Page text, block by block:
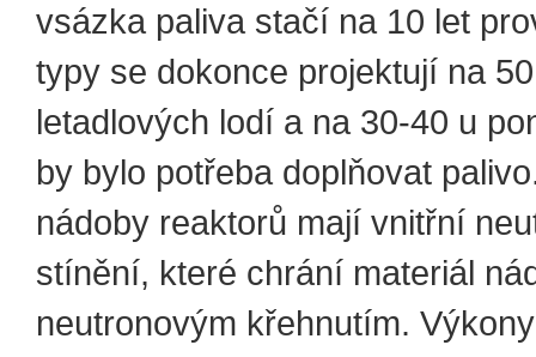
vsázka paliva stačí na 10 let
typy se dokonce projektují na
letadlových lodí a na 30-40 u
by bylo potřeba doplňovat
nádoby reaktorů mají vnitřní
stínění, které chrání materiál
neutronovým křehnutím.